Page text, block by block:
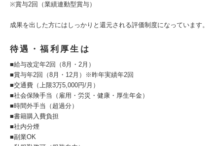
※賞与2回（業績連動型賞与）
成果を出した方にはしっかりと還元される評価制度になっています。
待遇・福利厚生は
■給与改定年2回（8月・2月）
■賞与年2回（8月・12月）※昨年実績年2回
■交通費（上限3万5,000円/月）
■社会保険手当（雇用・労災・健康・厚生年金）
■時間外手当（超過分）
■書籍購入費負担
■社内分煙
■副業OK